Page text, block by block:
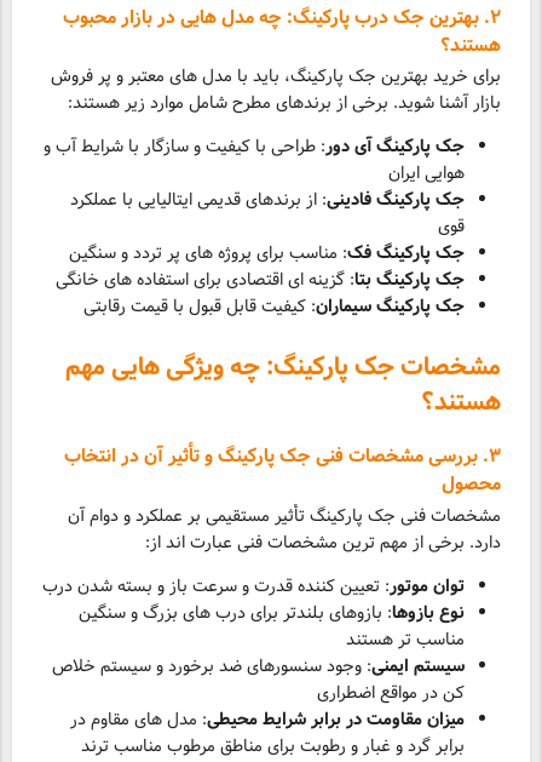
۲. بهترین جک درب پارکینگ: چه مدل هایی در بازار محبوب
هستند؟
برای خرید بهترین جک پارکینگ، باید با مدل های معتبر و پر فروش
بازار آشنا شوید. برخی از برندهای مطرح شامل موارد زیر هستند:
جک پارکینگ آی دور: طراحی با کیفیت و سازگار با شرایط آب و
هوایی ایران
جک پارکینگ فادینی: از برندهای قدیمی ایتالیایی با عملکرد
قوی
جک پارکینگ فک: مناسب برای پروژه های پر تردد و سنگین
جک پارکینگ بتا: گزینه ای اقتصادی برای استفاده های خانگی
جک پارکینگ سیماران: کیفیت قابل قبول با قیمت رقابتی
مشخصات جک پارکینگ: چه ویژگی هایی مهم
هستند؟
۳. بررسی مشخصات فنی جک پارکینگ و تأثیر آن در انتخاب
محصول
مشخصات فنی جک پارکینگ تأثیر مستقیمی بر عملکرد و دوام آن
دارد. برخی از مهم ترین مشخصات فنی عبارت اند از:
توان موتور: تعیین کننده قدرت و سرعت باز و بسته شدن درب
نوع بازوها: بازوهای بلندتر برای درب های بزرگ و سنگین
مناسب تر هستند
سیستم ایمنی: وجود سنسورهای ضد برخورد و سیستم خلاص
کن در مواقع اضطراری
میزان مقاومت در برابر شرایط محیطی: مدل های مقاوم در
برابر گرد و غبار و رطوبت برای مناطق مرطوب مناسب ترند